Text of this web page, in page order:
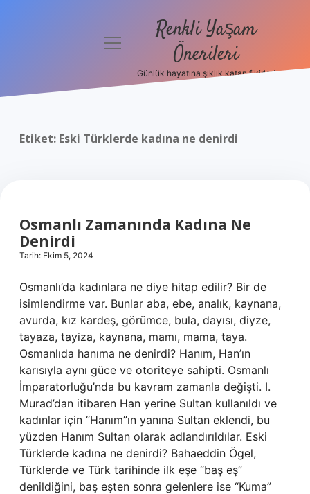
Politikası
menüyü
Renkli Yaşam
Önerileri
Günlük hayatına şıklık katan fikirler!
Etiket: Eski Türklerde kadına ne denirdi
Osmanlı Zamanında Kadına Ne
Denirdi
Tarih: Ekim 5, 2024
Osmanlı’da kadınlara ne diye hitap edilir? Bir de
isimlendirme var. Bunlar aba, ebe, analık, kaynana,
avurda, kız kardeş, görümce, bula, dayısı, diyze,
tayaza, tayiza, kaynana, mamı, mama, taya.
Osmanlıda hanıma ne denirdi? Hanım, Han’ın
karısıyla aynı güce ve otoriteye sahipti. Osmanlı
İmparatorluğu’nda bu kavram zamanla değişti. I.
Murad’dan itibaren Han yerine Sultan kullanıldı ve
kadınlar için “Hanım”ın yanına Sultan eklendi, bu
yüzden Hanım Sultan olarak adlandırıldılar. Eski
Türklerde kadına ne denirdi? Bahaeddin Ögel,
Türklerde ve Türk tarihinde ilk eşe “baş eş”
denildiğini, baş eşten sonra gelenlere ise “Kuma”